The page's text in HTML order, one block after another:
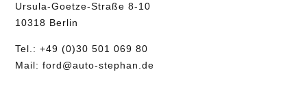
Ursula-Goetze-Straße 8-10
10318 Berlin
Tel.:+49 (0)30 501 069 80
Mail:ford@auto-stephan.de